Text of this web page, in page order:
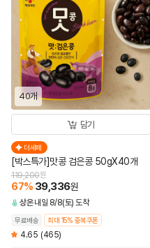
40개
담기
더세페
[박스특가]맛콩 검은콩 50gX40개
119,200원
67% 39,336원
상온 내일 8/8(토) 도착
무료배송 최대 15% 중복쿠폰
4.65 (465)